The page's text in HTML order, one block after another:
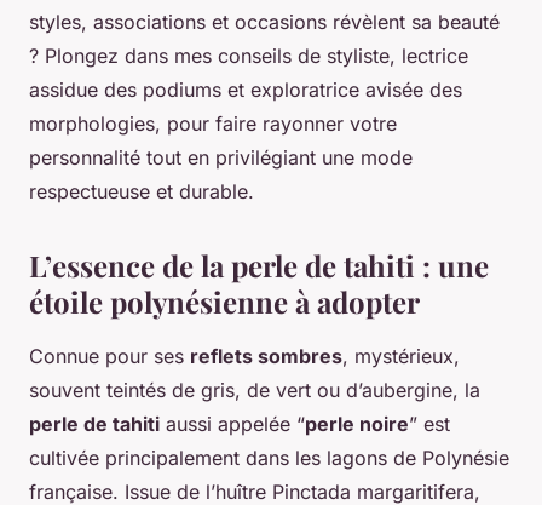
styles, associations et occasions révèlent sa beauté
? Plongez dans mes conseils de styliste, lectrice
assidue des podiums et exploratrice avisée des
morphologies, pour faire rayonner votre
personnalité tout en privilégiant une mode
respectueuse et durable.
L’essence de la perle de tahiti : une
étoile polynésienne à adopter
Connue pour ses reflets sombres, mystérieux,
souvent teintés de gris, de vert ou d’aubergine, la
perle de tahiti aussi appelée “perle noire” est
cultivée principalement dans les lagons de Polynésie
française. Issue de l’huître Pinctada margaritifera,